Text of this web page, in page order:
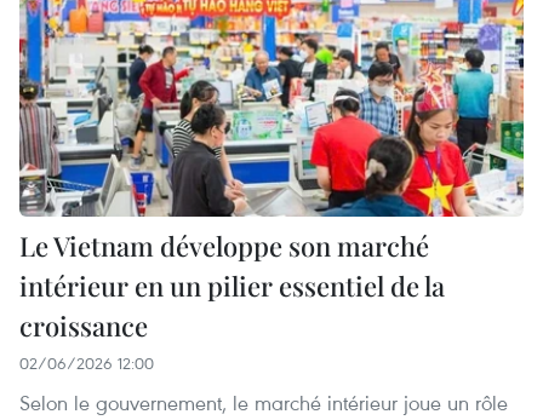
Le Vietnam développe son marché
intérieur en un pilier essentiel de la
croissance
02/06/2026 12:00
Selon le gouvernement, le marché intérieur joue un rôle